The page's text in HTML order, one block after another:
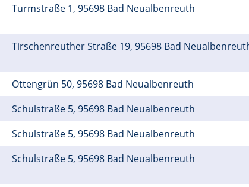
Turmstraße 1, 95698 Bad Neualbenreuth
Tirschenreuther Straße 19, 95698 Bad
Ottengrün 50, 95698 Bad Neualbenreuth
Schulstraße 5, 95698 Bad Neualbenreuth
Schulstraße 5, 95698 Bad Neualbenreuth
Schulstraße 5, 95698 Bad Neualbenreuth